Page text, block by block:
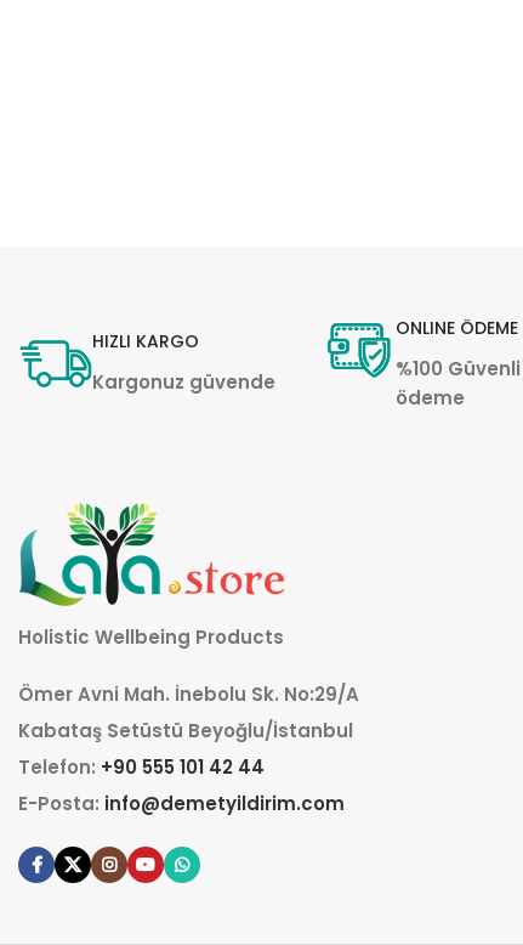
HIZLI KARGO
Kargonuz güvende
ONLINE ÖDEME
%100 Güvenli
ödeme
Holistic Wellbeing Products
Ömer Avni Mah. İnebolu Sk. No:29/A
Kabataş Setüstü Beyoğlu/İstanbul
Telefon: +90 555 101 42 44
E-Posta: info@demetyildirim.com